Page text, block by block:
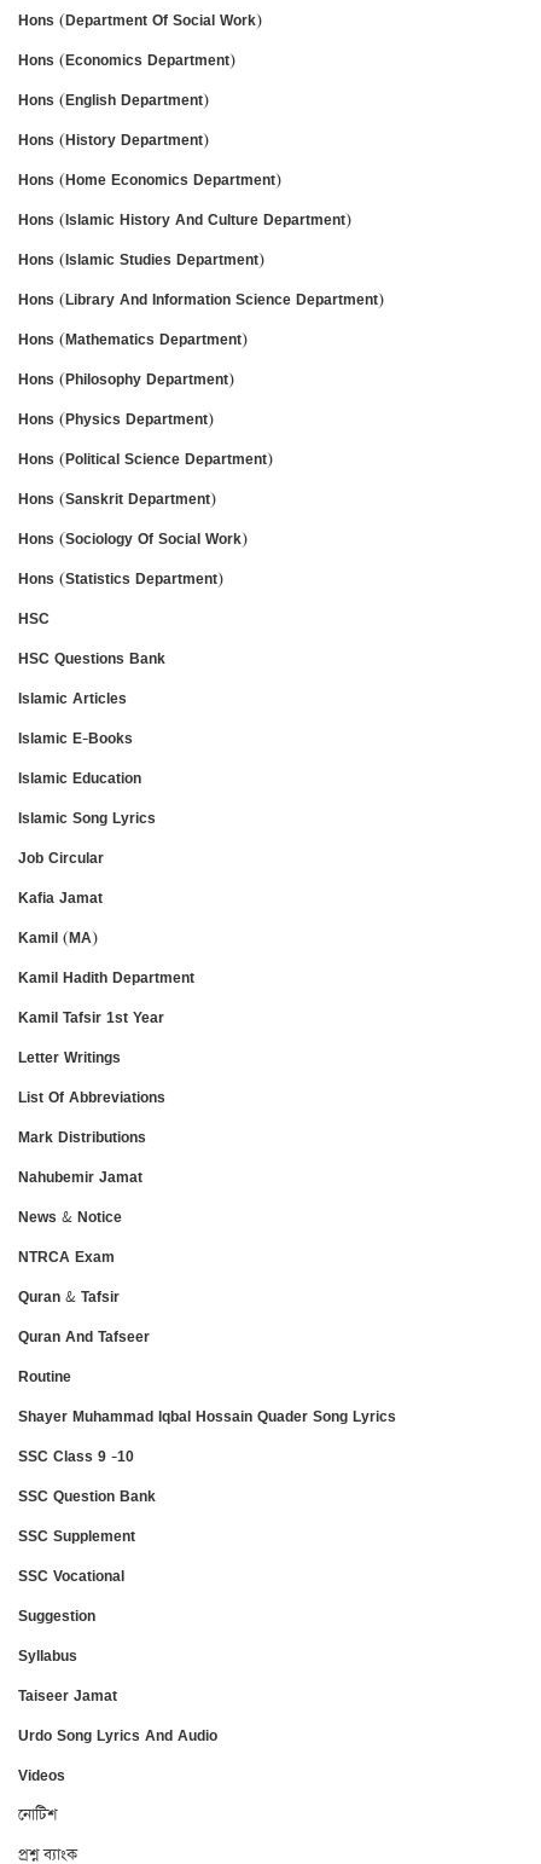
Hons (Department Of Social Work)
Hons (Economics Department)
Hons (English Department)
Hons (History Department)
Hons (Home Economics Department)
Hons (Islamic History And Culture Department)
Hons (Islamic Studies Department)
Hons (Library And Information Science Department)
Hons (Mathematics Department)
Hons (Philosophy Department)
Hons (Physics Department)
Hons (Political Science Department)
Hons (Sanskrit Department)
Hons (Sociology Of Social Work)
Hons (Statistics Department)
HSC
HSC Questions Bank
Islamic Articles
Islamic E-Books
Islamic Education
Islamic Song Lyrics
Job Circular
Kafia Jamat
Kamil (MA)
Kamil Hadith Department
Kamil Tafsir 1st Year
Letter Writings
List Of Abbreviations
Mark Distributions
Nahubemir Jamat
News & Notice
NTRCA Exam
Quran & Tafsir
Quran And Tafseer
Routine
Shayer Muhammad Iqbal Hossain Quader Song Lyrics
SSC Class 9 -10
SSC Question Bank
SSC Supplement
SSC Vocational
Suggestion
Syllabus
Taiseer Jamat
Urdo Song Lyrics And Audio
Videos
নোটিশ
প্রশ্ন ব্যাংক